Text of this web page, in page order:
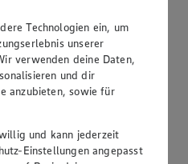
Tafeltrauben
Sorte lt. Auszeichnung, aus
Technologien ein, um
unserer
verwenden deine Daten,
und dir
anzubieten, sowie für
und kann jederzeit
Einstellungen angepasst